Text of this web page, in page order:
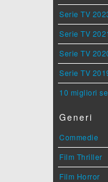
Serie TV
Serie TV
Serie TV
Serie TV
10 migliori
Generi
Commedie
Film Thriller
Film Horror